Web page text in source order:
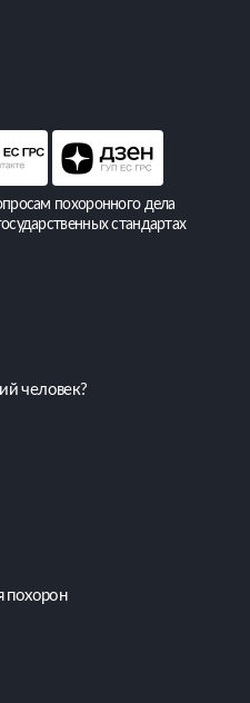
похоронного дела
стандартах
человек?
похорон